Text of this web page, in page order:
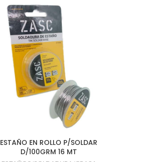
ESTAÑO EN ROLLO P/SOLDAR
D/100GRM 16 MT